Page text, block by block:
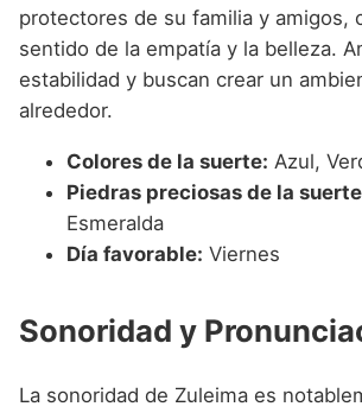
protectores de su familia y amigos,
sentido de la empatía y la belleza.
estabilidad y buscan crear un
alrededor.
Colores de la suerte: Azul,
Piedras preciosas de la
Esmeralda
Día favorable: Viernes
Sonoridad y
La sonoridad de Zuleima es